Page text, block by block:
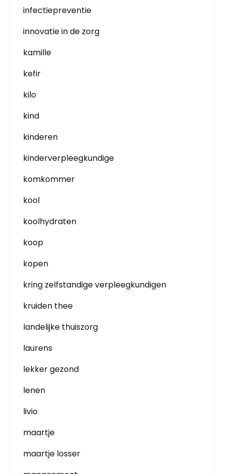
infectiepreventie
innovatie in de zorg
kamille
kefir
kilo
kind
kinderen
kinderverpleegkundige
komkommer
kool
koolhydraten
koop
kopen
kring zelfstandige verpleegkundigen
kruiden thee
landelijke thuiszorg
laurens
lekker gezond
lenen
livio
maartje
maartje losser